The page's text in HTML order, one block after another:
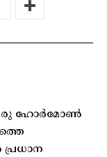
ഒരു ഹോർമോൺ